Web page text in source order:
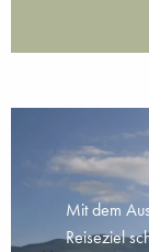
Mit dem
Reiseziel